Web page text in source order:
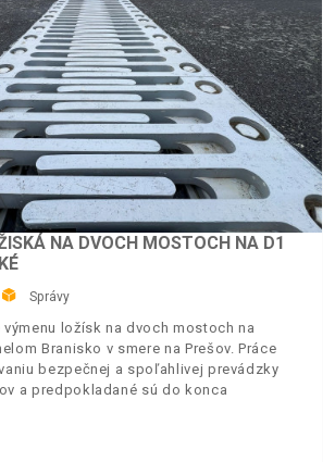
NA DVOCH MOSTOCH NA D1
Správy
ložísk na dvoch mostoch na
Branisko v smere na Prešov. Práce
bezpečnej a spoľahlivej prevádzky
a predpokladané sú do konca